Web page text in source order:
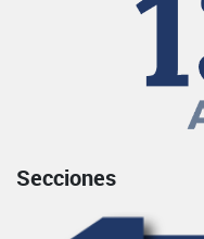
Secciones